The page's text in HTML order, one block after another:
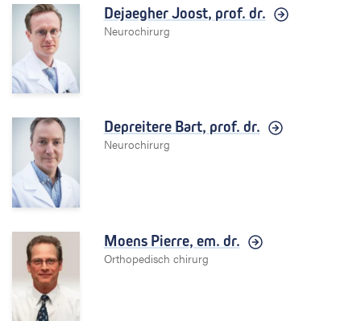
Dejaegher Joost, prof. dr.
Neurochirurg
Depreitere Bart, prof. dr.
Neurochirurg
Moens Pierre, em. dr.
Orthopedisch chirurg